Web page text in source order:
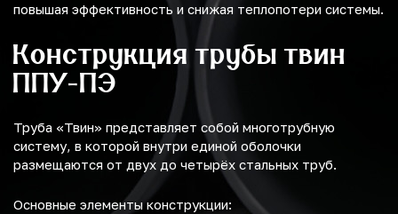
повышая эффективность и снижая теплопотери системы.
Конструкция трубы твин
ППУ-ПЭ
Труба «Твин» представляет собой многотрубную
систему, в которой внутри единой оболочки
размещаются от двух до четырёх стальных труб.
Основные элементы конструкции: